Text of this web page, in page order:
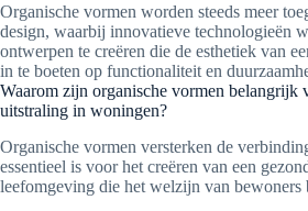
Organische vormen worden steeds meer
design, waarbij innovatieve technologieën
ontwerpen te creëren die de esthetiek van
in te boeten op functionaliteit en
Waarom zijn organische vormen belangrijk
uitstraling in woningen?
Organische vormen versterken de
essentieel is voor het creëren van een
leefomgeving die het welzijn van bewoners